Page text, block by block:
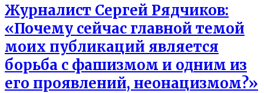
Журналист Сергей Рядчиков:
«Почему сейчас главной темой
моих публикаций является
борьба с фашизмом и одним из
его проявлений, неонацизмом?»